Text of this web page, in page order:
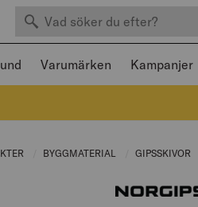
Sök efter produkter
och stängas med Escape
Varumärken Kampanjer
CURRENT PAGE:
BYGGMATERIAL CURRENT PAGE:
GIPSSKIVOR